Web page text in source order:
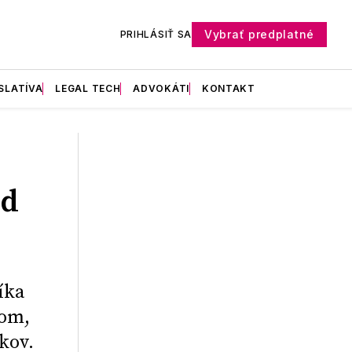
PRIHLÁSIŤ SA Vybrať predplatné
LEGAL TECH ADVOKÁTI KONTAKT